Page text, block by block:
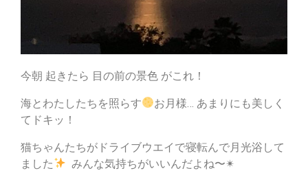
今朝 起きたら 目の前の景色 がこれ！
海とわたしたちを照らす
お月様… あまりにも美しく
てドキッ！
猫ちゃんたちがドライブウエイで寝転んで月光浴して
ました
みんな気持ちがいいんだよね〜✴︎